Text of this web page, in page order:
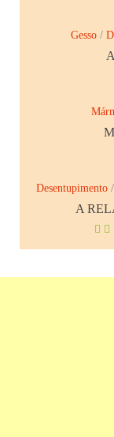
Gesso/
Desentupimento/
A